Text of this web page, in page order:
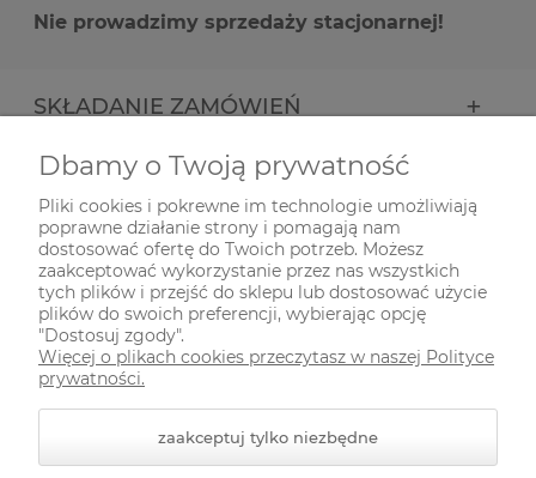
Nie prowadzimy sprzedaży stacjonarnej!
SKŁADANIE ZAMÓWIEŃ
INFORMACJE
ODWIEDŹ NAS NA
Dbamy o Twoją prywatność
Pliki cookies i pokrewne im technologie umożliwiają
poprawne działanie strony i pomagają nam
dostosować ofertę do Twoich potrzeb. Możesz
zaakceptować wykorzystanie przez nas wszystkich
tych plików i przejść do sklepu lub dostosować użycie
plików do swoich preferencji, wybierając opcję
"Dostosuj zgody".
Więcej o plikach cookies przeczytasz w naszej Polityce
prywatności.
zaakceptuj tylko niezbędne